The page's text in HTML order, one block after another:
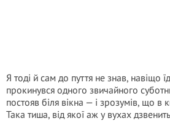
Я тоді й сам до пуття не знав, навіщо
прокинувся одного звичайного
постояв біля вікна — і зрозумів, що в
Така тиша, від якої аж у вухах